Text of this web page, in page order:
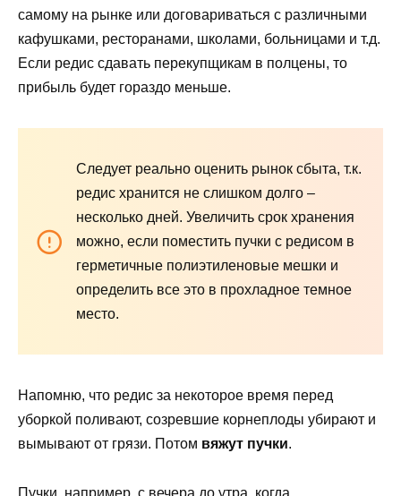
самому на рынке или договариваться с различными
кафушками, ресторанами, школами, больницами и т.д.
Если редис сдавать перекупщикам в полцены, то
прибыль будет гораздо меньше.
Следует реально оценить рынок сбыта, т.к.
редис хранится не слишком долго –
несколько дней. Увеличить срок хранения
можно, если поместить пучки с редисом в
герметичные полиэтиленовые мешки и
определить все это в прохладное темное
место.
Напомню, что редис за некоторое время перед
уборкой поливают, созревшие корнеплоды убирают и
вымывают от грязи. Потом вяжут пучки.
Пучки, например, с вечера до утра, когда